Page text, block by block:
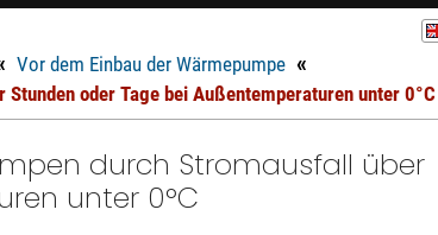
Vor dem Einbau der Wärmepumpe «
oder Tage bei Außentemperaturen unter 0°C
durch Stromausfall über
unter 0°C